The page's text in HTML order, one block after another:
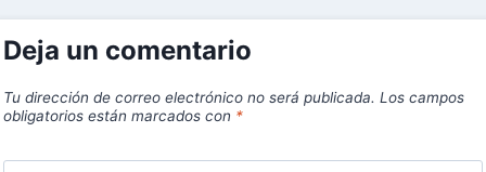
Deja un comentario
Tu dirección de correo electrónico no será publicada. Los campos
obligatorios están marcados con *